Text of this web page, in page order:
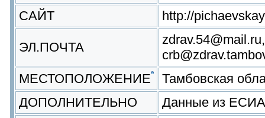
САЙТ http://
ЭЛ.ПОЧТА
МЕСТОПОЛОЖЕНИЕ
Тамбовская
ДОПОЛНИТЕЛЬНО
Данные из